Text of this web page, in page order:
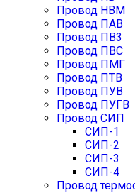
Провод НВМ
Провод ПАВ
Провод ПВ3
Провод ПВС
Провод ПМГ
Провод ПТВ
Провод ПУВ
Провод ПУГВ
Провод СИП
СИП-1
СИП-2
СИП-3
СИП-4
Провод